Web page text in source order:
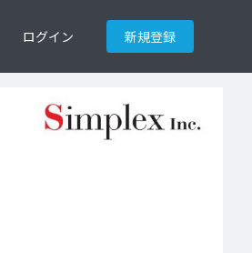
ログイン 新規登録